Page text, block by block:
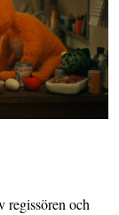
regissören och